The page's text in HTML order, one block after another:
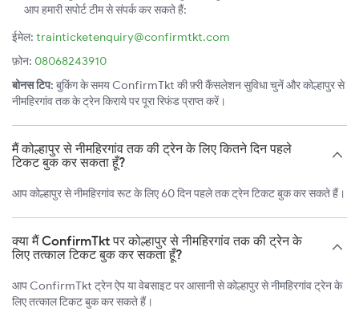
आप हमारी सपोर्ट टीम से संपर्क कर सकते हैं:
ईमेल: trainticketenquiry@confirmtkt.com
फ़ोन: 08068243910
बोनस टिप: बुकिंग के समय ConfirmTkt की फ़्री कैंसलेशन सुविधा चुनें और कोल्हापुर से
नीमहिरगांव तक के ट्रेन किराये पर पूरा रिफंड प्राप्त करें।
मैं कोल्हापुर से नीमहिरगांव तक की ट्रेन के लिए कितने दिन पहले
टिकट बुक कर सकता हूँ?
आप कोल्हापुर से नीमहिरगांव रूट के लिए 60 दिन पहले तक ट्रेन टिकट बुक कर सकते हैं।
क्या मैं ConfirmTkt पर कोल्हापुर से नीमहिरगांव तक की ट्रेन के
लिए तत्काल टिकट बुक कर सकता हूँ?
आप ConfirmTkt ट्रेन ऐप या वेबसाइट पर आसानी से कोल्हापुर से नीमहिरगांव ट्रेन के
लिए तत्काल टिकट बुक कर सकते हैं।